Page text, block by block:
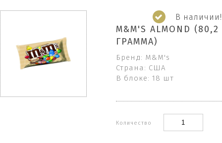
В наличии!
M&M'S ALMOND (80,2
ГРАММА)
Бренд: M&M's
Страна: США
В блоке: 18 шт
Количество